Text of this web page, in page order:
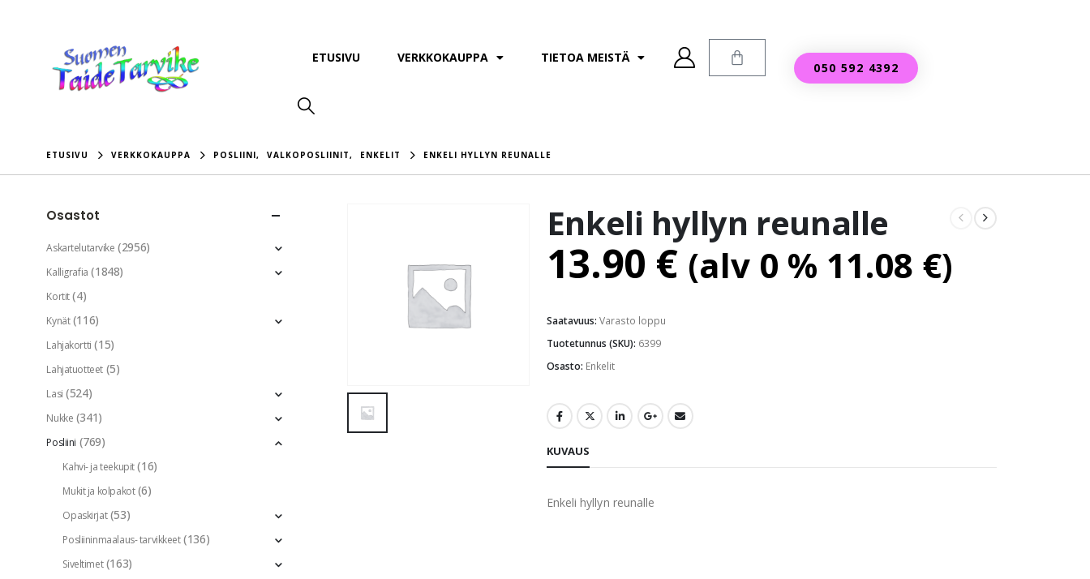
ETUSIVU VERKKOKAUPPA TIETOA MEISTÄ
050 592 4392
ETUSIVU VERKKOKAUPPA POSLIINI, VALKOPOSLIINIT, ENKELIT ENKELI HYLLYN REUNALLE
Enkeli hyllyn reunalle
13.90 € (alv 0 % 11.08 €)
Saatavuus: Varasto loppu
Tuotetunnus (SKU): 6399
Osasto: Enkelit
KUVAUS
Enkeli hyllyn reunalle
Osastot
Askartelutarvike (2956)
Kalligrafia (1848)
Kortit (4)
Kynät (116)
Lahjakortti (15)
Lahjatuotteet (5)
Lasi (524)
Nukke (341)
Posliini (769)
Kahvi- ja teekupit (16)
Mukit ja kolpakot (6)
Opaskirjat (53)
Posliininmaalaus- tarvikkeet (136)
Siveltimet (163)